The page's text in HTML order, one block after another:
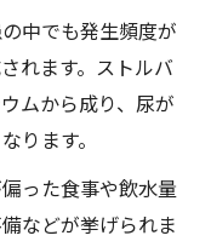
中でも発生頻度が
れます。ストルバ
ムから成り、尿が
ります。
った食事や飲水量
などが挙げられま